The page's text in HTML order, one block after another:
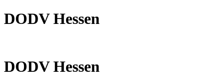
DODV Hessen
DODV Hessen